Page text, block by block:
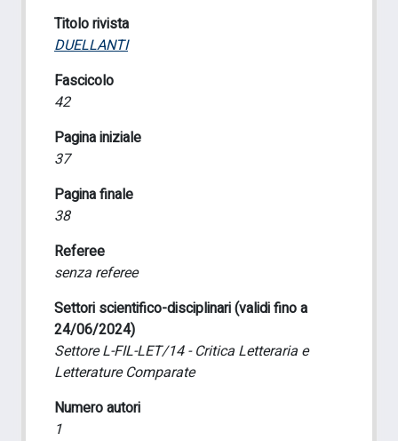
Titolo rivista
DUELLANTI
Fascicolo
42
Pagina iniziale
37
Pagina finale
38
Referee
senza referee
Settori scientifico-disciplinari (validi fino a
24/06/2024)
Settore L-FIL-LET/14 - Critica Letteraria e
Letterature Comparate
Numero autori
1